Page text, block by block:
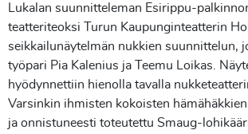
Lukalan suunnitteleman Esirippu-
teatteriteoksi Turun Kaupunginteatterin
seikkailunäytelmän nukkien suunnittelun,
työpari Pia Kalenius ja Teemu Loikas.
hyödynnettiin hienolla tavalla
Varsinkin ihmisten kokoisten
ja onnistuneesti toteutettu Smaug-